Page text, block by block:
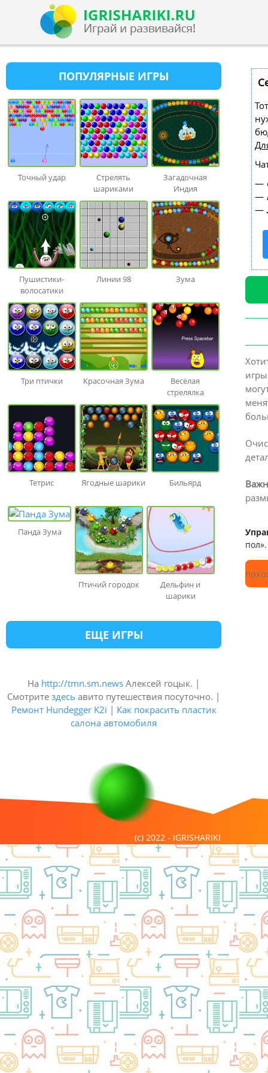
ПОПУЛЯРНЫЕ ИГРЫ
Точный удар
Стрелять
шариками
Загадочная
Индия
Пушистики-
волосатики
Линии 98 Зума
Три птички Красочная Зума
Весёлая
стрелялка
Тетрис Ягодные шарики Бильярд
Панда Зума
Птичий городок
Дельфин и
шарики
ЕЩЕ ИГРЫ
На http://tmn.sm.news Алексей гоцык. |
Смотрите здесь авито путешествия посуточно. |
Ремонт Hundegger K2i | Как покрасить пластик
салона автомобиля
—
—
—
(c) 2022 - IGRISHARIKI